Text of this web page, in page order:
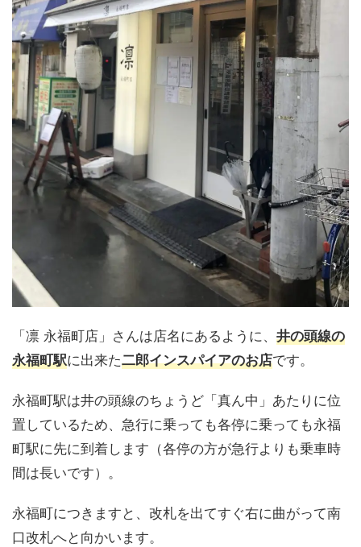
「凛 永福町店」さんは店名にあるように、 井の頭線の
永福町駅に出来た二郎インスパイアのお店です。
永福町駅は井の頭線のちょうど「真ん中」あたりに位
置しているため、急行に乗っても各停に乗っても永福
町駅に先に到着します（各停の方が急行よりも乗車時
間は長いです）。
永福町につきますと、改札を出てすぐ右に曲がって南
口改札へと向かいます。